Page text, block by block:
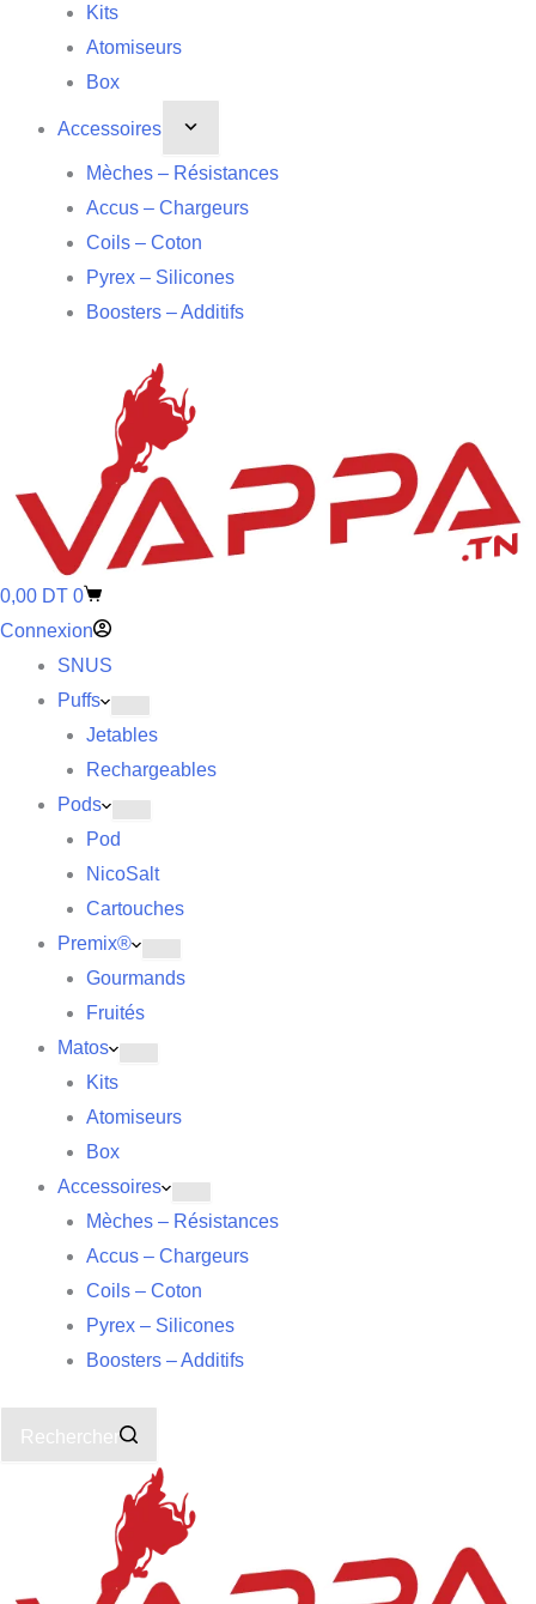
Kits
Atomiseurs
Box
Accessoires
Mèches – Résistances
Accus – Chargeurs
Coils – Coton
Pyrex – Silicones
Boosters – Additifs
0,00 DT 0
Connexion
SNUS
Puffs
Jetables
Rechargeables
Pods
Pod
NicoSalt
Cartouches
Premix®
Gourmands
Fruités
Matos
Kits
Atomiseurs
Box
Accessoires
Mèches – Résistances
Accus – Chargeurs
Coils – Coton
Pyrex – Silicones
Boosters – Additifs
Rechercher